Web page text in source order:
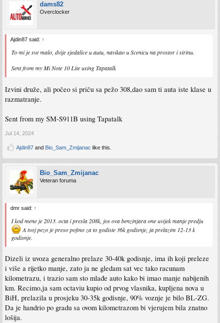
dams82
Overclocker
Ajdin87 said: ↑
To mi je sve malo, dvije sjedalice u autu, navikao u Scenicu na prostor i sirinu.
Sent from my Mi Note 10 Lite using Tapatalk
Izvini druže, ali počeo si priču sa pežo 308,dao sam ti auta iste klase u
razmatranje.
Sent from my SM-S911B using Tapatalk
Jul 14, 2024
Ajdin87 and Bio_Sam_Zmijanac like this.
Bio_Sam_Zmijanac
Veteran foruma
dmr said: ↑
I kod mene je 2013. octa i presla 208k, jos ova benzinjara one uvijek manje predju
A tvoj pezo je preso pofino za to godiste 36k godisnje, ja prelazim 12-13 k
godisnje.
Dizeli iz uvoza generalno prelaze 30-40k godisnje, ima ih koji preleze
i više a rijetko manje, zato ja ne gledam sat vec tako racunam
kilometrazu, i trazio sam sto mlađe auto kako bi imao manje nabijenih
km. Recimo,ja sam octaviu kupio od prvog vlasnika, kupljena nova u
BiH, prelazila u prosjeku 30-35k godisnje, 90% voznje je bilo BL-ZG.
Da je handrio po gradu sa ovom kilometrazom bi vjerujem bila znatno
lošija.